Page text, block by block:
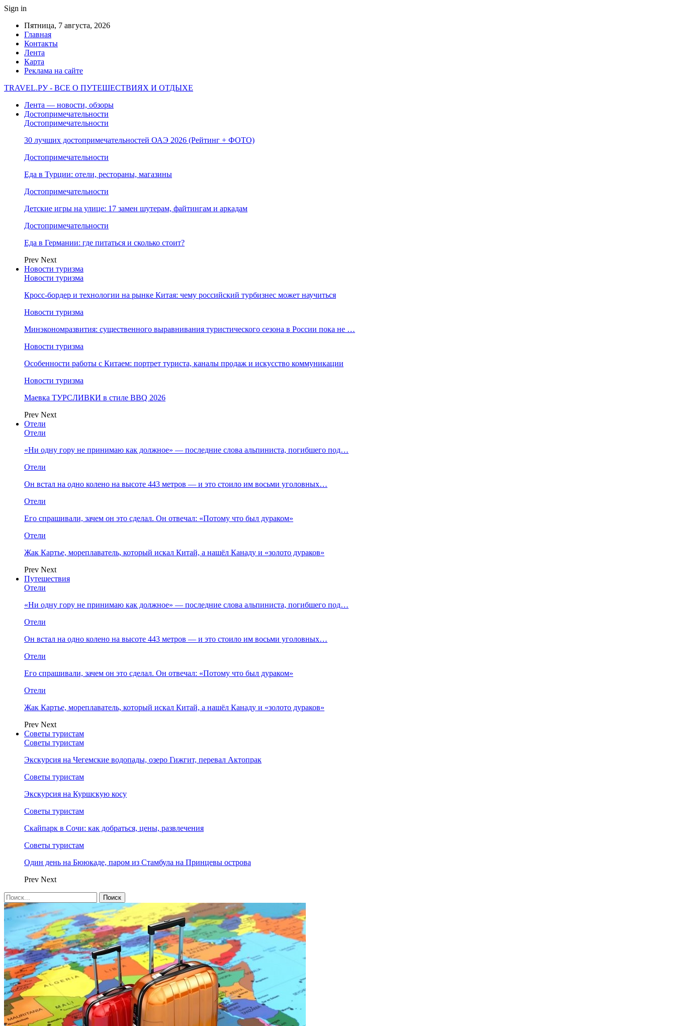
Sign in
Пятница, 7 августа, 2026
Главная
Контакты
Лента
Карта
Реклама на сайте
TRAVEL.РУ - ВСЕ О ПУТЕШЕСТВИЯХ И ОТДЫХЕ
Лента — новости, обзоры
Достопримечательности
Достопримечательности
30 лучших достопримечательностей ОАЭ 2026 (Рейтинг + ФОТО)
Достопримечательности
Еда в Турции: отели, рестораны, магазины
Достопримечательности
Детские игры на улице: 17 замен шутерам, файтингам и аркадам
Достопримечательности
Еда в Германии: где питаться и сколько стоит?
Prev Next
Новости туризма
Новости туризма
Кросс-бордер и технологии на рынке Китая: чему российский турбизнес может научиться
Новости туризма
Минэкономразвития: существенного выравнивания туристического сезона в России пока не …
Новости туризма
Особенности работы с Китаем: портрет туриста, каналы продаж и искусство коммуникации
Новости туризма
Маевка ТУРСЛИВКИ в стиле BBQ 2026
Prev Next
Отели
Отели
«Ни одну гору не принимаю как должное» — последние слова альпиниста, погибшего под…
Отели
Он встал на одно колено на высоте 443 метров — и это стоило им восьми уголовных…
Отели
Его спрашивали, зачем он это сделал. Он отвечал: «Потому что был дураком»
Отели
Жак Картье, мореплаватель, который искал Китай, а нашёл Канаду и «золото дураков»
Prev Next
Путешествия
Отели
«Ни одну гору не принимаю как должное» — последние слова альпиниста, погибшего под…
Отели
Он встал на одно колено на высоте 443 метров — и это стоило им восьми уголовных…
Отели
Его спрашивали, зачем он это сделал. Он отвечал: «Потому что был дураком»
Отели
Жак Картье, мореплаватель, который искал Китай, а нашёл Канаду и «золото дураков»
Prev Next
Советы туристам
Советы туристам
Экскурсия на Чегемские водопады, озеро Гижгит, перевал Актопрак
Советы туристам
Экскурсия на Куршскую косу
Советы туристам
Скайпарк в Сочи: как добраться, цены, развлечения
Советы туристам
Один день на Бююкаде, паром из Стамбула на Принцевы острова
Prev Next